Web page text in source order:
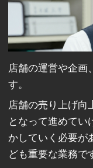
店舗の運営や企画
す。
店舗の売り上げ向
となって進めてい
かしていく必要が
ども重要な業務で